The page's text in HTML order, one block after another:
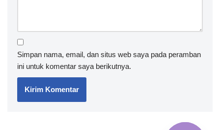
Simpan nama, email, dan situs web saya pada peramban
ini untuk komentar saya berikutnya.